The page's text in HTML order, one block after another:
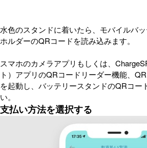
水色のスタンドに着いたら、モバイルバ
ホルダーのQRコードを読み込みます。
スマホのカメラアプリもしくは、
ト）アプリのQRコードリーダー機能、
を起動し、バッテリースタンドのQRコー
い。
支払い方法を選択する